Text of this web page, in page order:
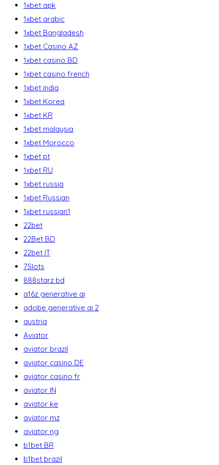
1xbet apk
1xbet arabic
1xbet Bangladesh
1xbet Casino AZ
1xbet casino BD
1xbet casino french
1xbet india
1xbet Korea
1xbet KR
1xbet malaysia
1xbet Morocco
1xbet pt
1xbet RU
1xbet russia
1xbet Russian
1xbet russian1
22bet
22Bet BD
22bet IT
7Slots
888starz bd
a16z generative ai
adobe generative ai 2
austria
Aviator
aviator brazil
aviator casino DE
aviator casino fr
aviator IN
aviator ke
aviator mz
aviator ng
b1bet BR
b1bet brazil